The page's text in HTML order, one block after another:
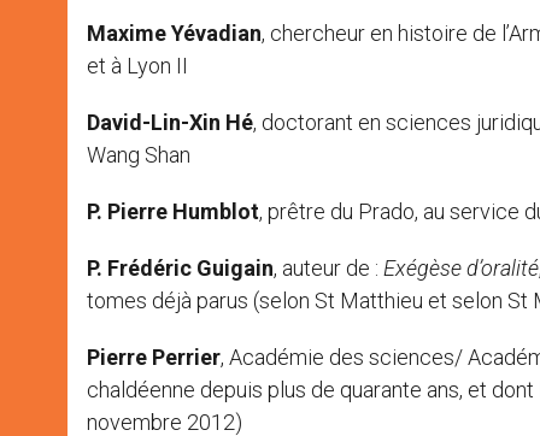
Maxime Yévadian, chercheur en histoire de
et à Lyon II
David-Lin-Xin Hé, doctorant en sciences
Wang Shan
P. Pierre Humblot, prêtre du Prado, au service
P. Frédéric Guigain, auteur de : Exégèse d’oralité
tomes déjà parus (selon St Matthieu et selon St
Pierre Perrier, Académie des sciences/
chaldéenne depuis plus de quarante ans, et
novembre 2012)